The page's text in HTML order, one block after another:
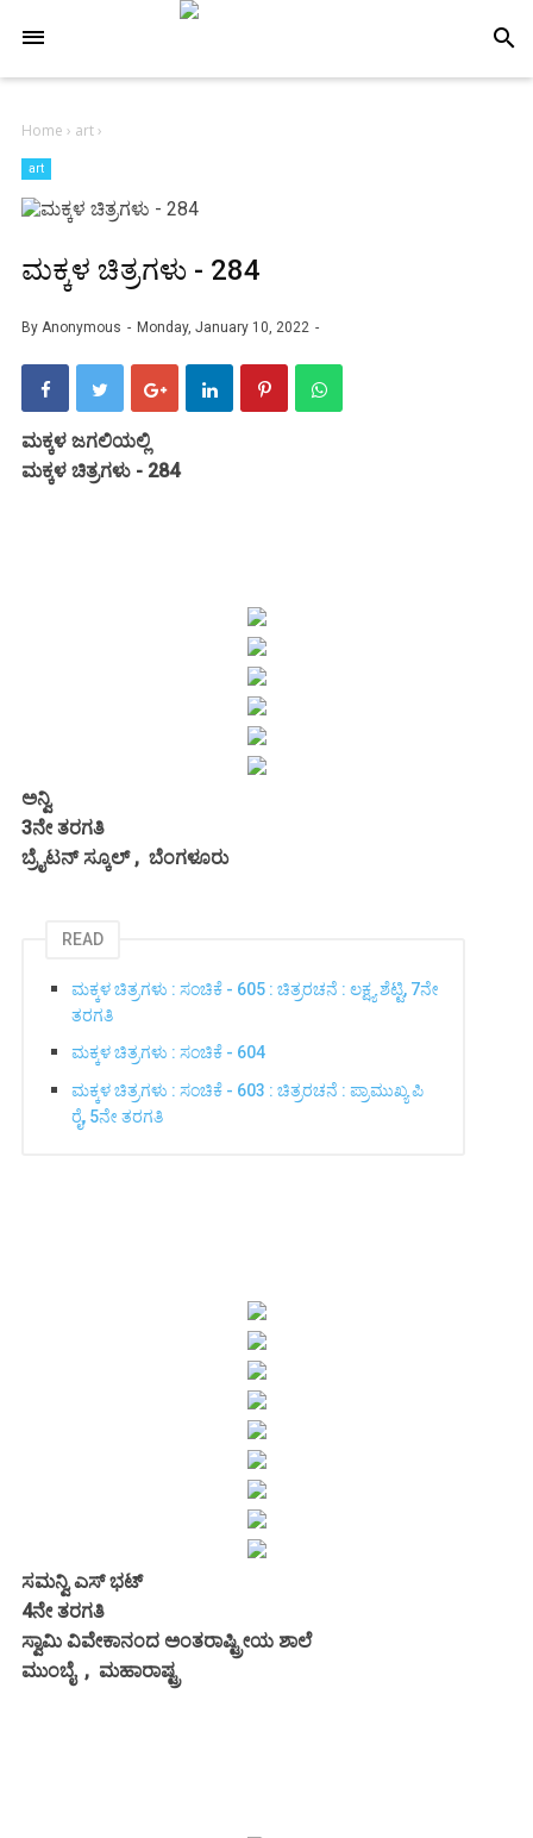
search
Home › art›
art
ಮಕ್ಕಳ ಚಿತ್ರಗಳು - 284
By Anonymous Monday, January 10, 2022
ಮಕ್ಕಳ ಜಗಲಿಯಲ್ಲಿ
ಮಕ್ಕಳ ಚಿತ್ರಗಳು - 284
ಅನ್ವಿ
3ನೇ ತರಗತಿ
ಬ್ರೈಟನ್ ಸ್ಕೂಲ್ , ಬೆಂಗಳೂರು
READ
ಮಕ್ಕಳ ಚಿತ್ರಗಳು : ಸಂಚಿಕೆ - 605 : ಚಿತ್ರರಚನೆ : ಲಕ್ಷ್ಯ ಶೆಟ್ಟಿ, 7ನೇ
ತರಗತಿ
ಮಕ್ಕಳ ಚಿತ್ರಗಳು : ಸಂಚಿಕೆ - 604
ಮಕ್ಕಳ ಚಿತ್ರಗಳು : ಸಂಚಿಕೆ - 603 : ಚಿತ್ರರಚನೆ : ಪ್ರಾಮುಖ್ಯ ಪಿ
ರೈ, 5ನೇ ತರಗತಿ
ಸಮನ್ವಿ ಎಸ್ ಭಟ್
4ನೇ ತರಗತಿ
ಸ್ವಾಮಿ ವಿವೇಕಾನಂದ ಅಂತರಾಷ್ಟ್ರೀಯ ಶಾಲೆ
ಮುಂಬೈ , ಮಹಾರಾಷ್ಟ್ರ